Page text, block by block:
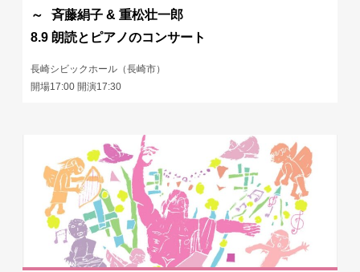
～ 斉藤絹子 & 重松壮一郎
8.9 朗読とピアノのコンサート
長崎シビックホール（長崎市）
開場17:00 開演17:30